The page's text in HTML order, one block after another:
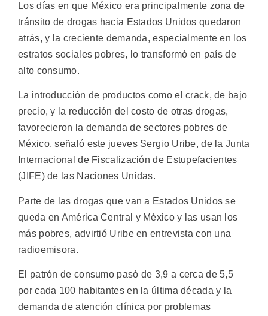
Los días en que México era principalmente zona de
tránsito de drogas hacia Estados Unidos quedaron
atrás, y la creciente demanda, especialmente en los
estratos sociales pobres, lo transformó en país de
alto consumo.
La introducción de productos como el crack, de bajo
precio, y la reducción del costo de otras drogas,
favorecieron la demanda de sectores pobres de
México, señaló este jueves Sergio Uribe, de la Junta
Internacional de Fiscalización de Estupefacientes
(JIFE) de las Naciones Unidas.
Parte de las drogas que van a Estados Unidos se
queda en América Central y México y las usan los
más pobres, advirtió Uribe en entrevista con una
radioemisora.
El patrón de consumo pasó de 3,9 a cerca de 5,5
por cada 100 habitantes en la última década y la
demanda de atención clínica por problemas